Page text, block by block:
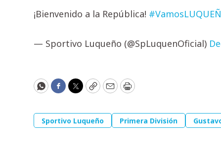
¡Bienvenido a la República!
— Sportivo Luqueño (@SpLuquenOficial)
WhatsApp
Facebook
Twitter
CopyEmailPrint
Sportivo Luqueño Primera División